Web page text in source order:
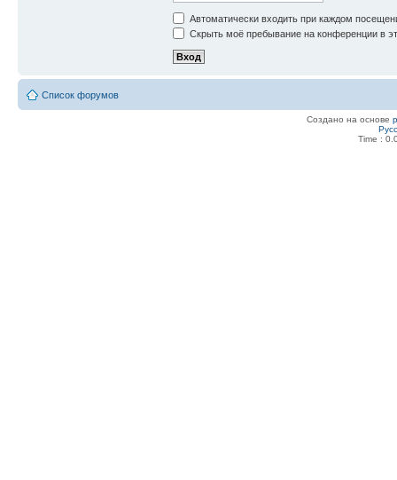
Автоматически входить при каждом
Скрыть моё пребывание на конференции в
Список форумов
Создано на основе
Time :